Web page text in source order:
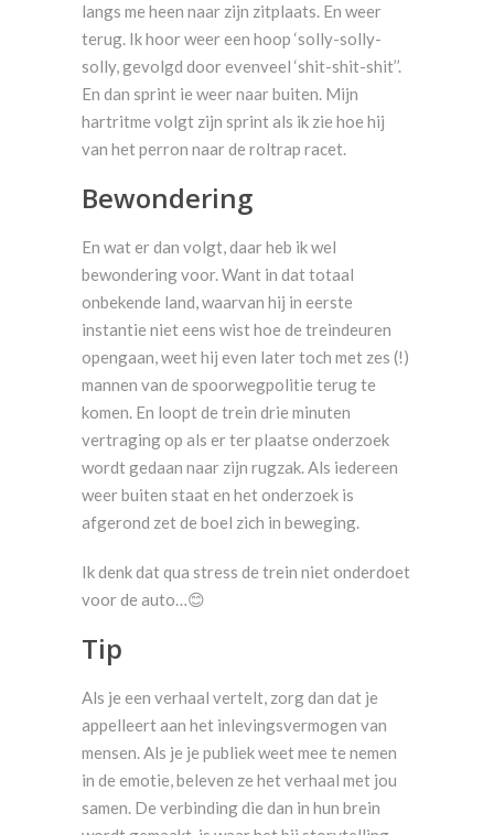
langs me heen naar zijn zitplaats. En weer
terug. Ik hoor weer een hoop ‘solly-solly-
solly, gevolgd door evenveel ‘shit-shit-shit’’.
En dan sprint ie weer naar buiten. Mijn
hartritme volgt zijn sprint als ik zie hoe hij
van het perron naar de roltrap racet.
Bewondering
En wat er dan volgt, daar heb ik wel
bewondering voor. Want in dat totaal
onbekende land, waarvan hij in eerste
instantie niet eens wist hoe de treindeuren
opengaan, weet hij even later toch met zes (!)
mannen van de spoorwegpolitie terug te
komen. En loopt de trein drie minuten
vertraging op als er ter plaatse onderzoek
wordt gedaan naar zijn rugzak. Als iedereen
weer buiten staat en het onderzoek is
afgerond zet de boel zich in beweging.
Ik denk dat qua stress de trein niet onderdoet
voor de auto…😊
Tip
Als je een verhaal vertelt, zorg dan dat je
appelleert aan het inlevingsvermogen van
mensen. Als je je publiek weet mee te nemen
in de emotie, beleven ze het verhaal met jou
samen. De verbinding die dan in hun brein